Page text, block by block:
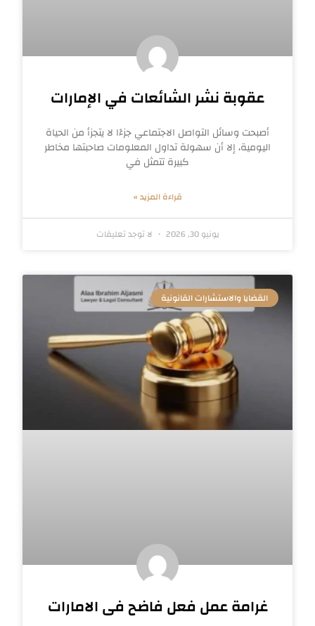
عقوبة نشر الشائعات في الإمارات
أصبحت وسائل التواصل الاجتماعي جزءًا لا يتجزأ من الحياة
اليومية، إلا أن سهولة تداول المعلومات صاحبتها مخاطر
كبيرة تتمثل في
قراءة المزيد »
يونيو 30, 2026 لا توجد تعليقات
القضايا والاستشارات القانونية
غرامة عمل فعل فاضح فى الامارات